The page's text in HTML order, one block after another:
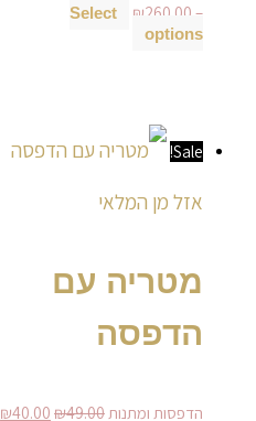
–
₪260.00
Select
options
Sale!
אזל מן המלאי
מטריה עם
הדפסה
הדפסות ומתנות ₪49.00
המקורי
₪40.00
זה
את